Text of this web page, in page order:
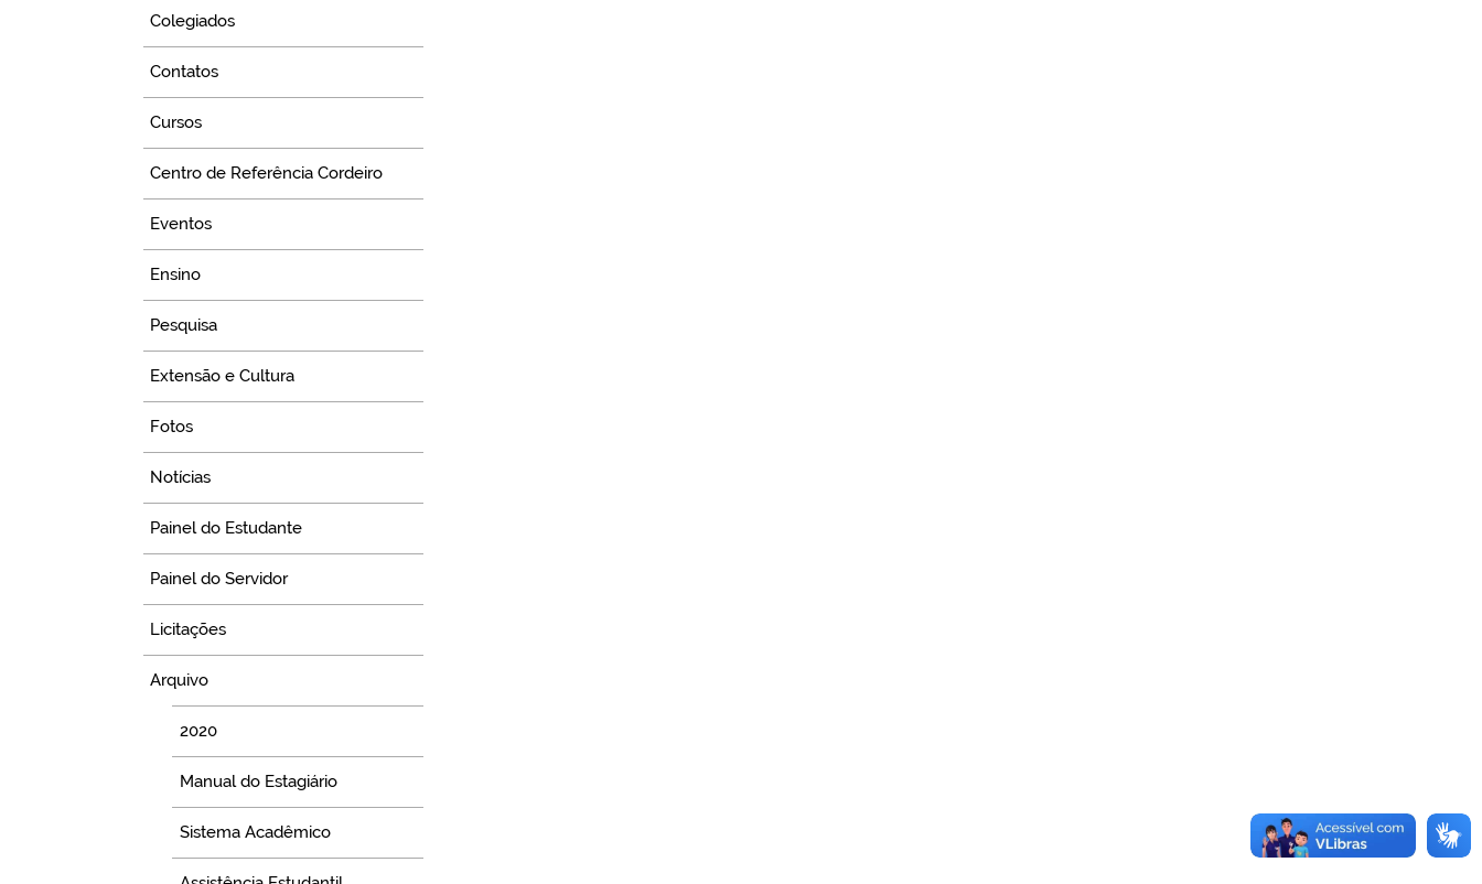
Colegiados
Contatos
Cursos
Centro de Referência Cordeiro
Eventos
Ensino
Pesquisa
Extensão e Cultura
Fotos
Notícias
Painel do Estudante
Painel do Servidor
Licitações
Arquivo
2020
Manual do Estagiário
Sistema Acadêmico